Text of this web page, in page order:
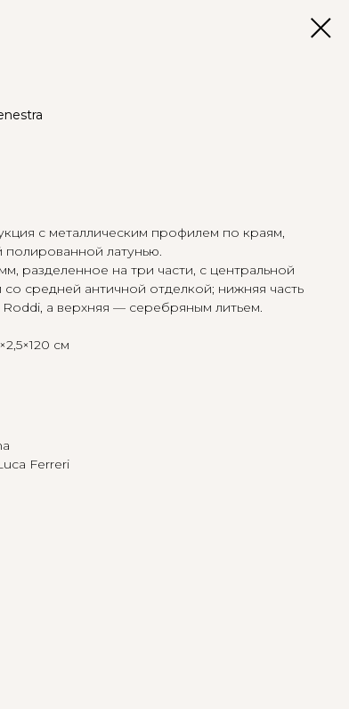
с металлическим профилем по краям,
полированной латунью.
разделенное на три части, с центральной
средней античной отделкой; нижняя часть
а верхняя — серебряным литьем.
см
Ferreri